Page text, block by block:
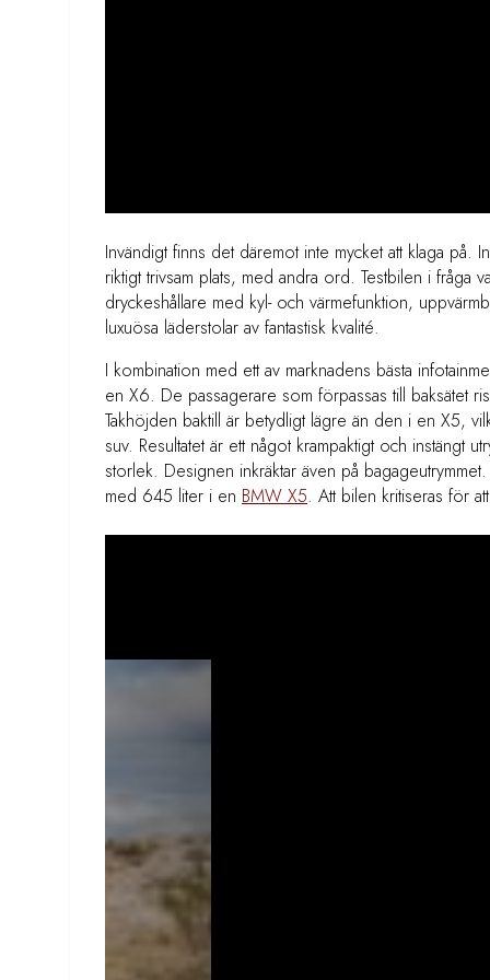
Invändigt finns det däremot inte mycket att klaga
riktigt trivsam plats, med andra ord. Testbilen i fråga
dryckeshållare med kyl- och värmefunktion,
luxuösa läderstolar av fantastisk kvalité.
I kombination med ett av marknadens bästa
en X6. De passagerare som förpassas till baksätet
Takhöjden baktill är betydligt lägre än den i en X5,
suv. Resultatet är ett något krampaktigt och instängt
storlek. Designen inkräktar även på
med 645 liter i en BMW X5. Att bilen kritiseras för